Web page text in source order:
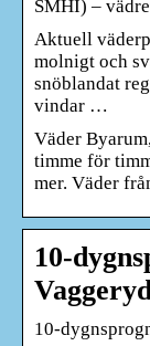
SMHI) –
Aktuell
molnigt och
snöblandat
vindar …
Väder
timme för
mer. Väder
10-
10-